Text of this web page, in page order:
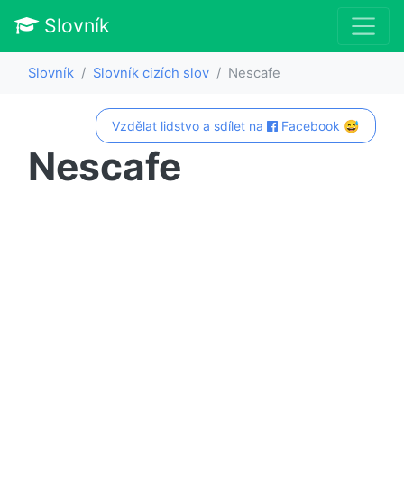
Slovník
Slovník Slovník cizích slov Nescafe
Vzdělat lidstvo a sdílet na Facebook 😅
Nescafe